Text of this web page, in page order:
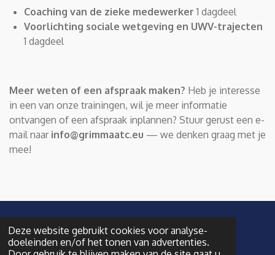
Deze website gebruikt cookies voor analyse-
doeleinden en/of het tonen van advertenties.
Coaching van de zieke medewerker 1 dagdeel
Voorlichting sociale wetgeving en UWV-trajecten
1 dagdeel
Meer weten of een afspraak maken? Heb je interesse
in een van onze trainingen, wil je meer informatie
ontvangen of een afspraak inplannen? Stuur gerust een e-
mail naar info@grimmaatc.eu — we denken graag met je
mee!
© 2020 - 2026 Grimm AATC
Powered byJouwWeb